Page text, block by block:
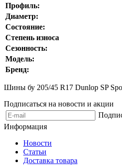
Профиль:
Диаметр:
Состояние:
Степень износа
Сезонность:
Модель:
Бренд:
Шины бу 205/45 R17 Dunlop SP
Подписаться на новости и акции
Информация
Новости
Статьи
Доставка товара